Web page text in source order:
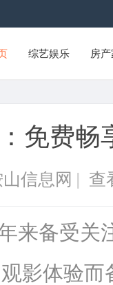
综艺娱乐 房
免费畅
信息网 | 查
来备受关
影体验